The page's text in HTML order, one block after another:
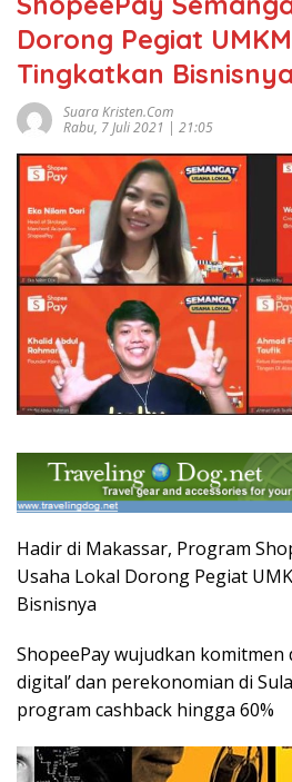
Dorong Pegiat
Tingkatkan Bisnisnya
Suara Kristen.com
Rabu, 7 Juli 2021 | 21:05
Hadir di Makassar, Program
Usaha Lokal Dorong Pegiat
Bisnisnya
ShopeePay wujudkan komitmen
digital’ dan perekonomian di
program cashback hingga 60%